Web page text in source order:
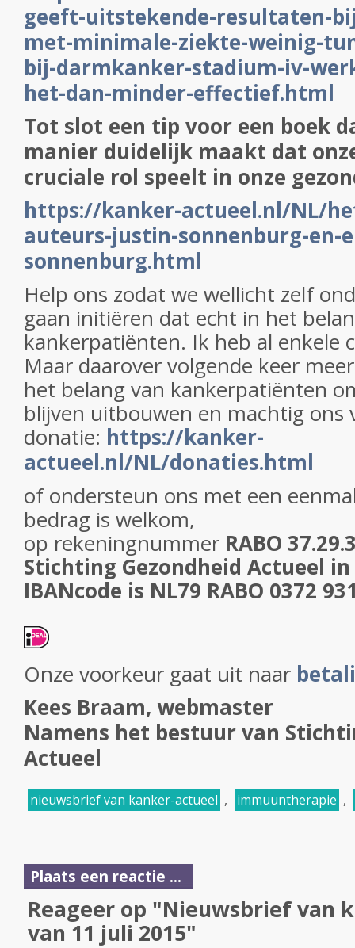
geeft-uitstekende-resultaten-
met-minimale-ziekte-weinig-
bij-darmkanker-stadium-iv-
het-dan-minder-effectief.html
Tot slot een tip voor een boek
manier duidelijk maakt dat
cruciale rol speelt in onze
https://kanker-actueel.nl/NL/
auteurs-justin-sonnenburg-en-
sonnenburg.html
Help ons zodat we wellicht zelf
gaan initiëren dat echt in het
kankerpatiënten. Ik heb al enkele
Maar daarover volgende keer
het belang van kankerpatiënten
blijven uitbouwen en machtig ons
donatie: https://kanker-
actueel.nl/NL/donaties.html
of ondersteun ons met een
bedrag is welkom,
op rekeningnummer RABO
Stichting Gezondheid Actueel
IBANcode is NL79 RABO 0372
Onze voorkeur gaat uit naar
Kees Braam, webmaster
Namens het bestuur van
Actueel
nieuwsbrief van kanker-actueel , immuuntherapie ,
Plaats een reactie ...
Reageer op "Nieuwsbrief van
van 11 juli 2015"